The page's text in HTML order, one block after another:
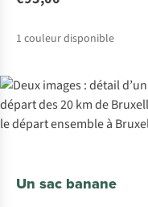
1 couleur disponible
Un sac banane